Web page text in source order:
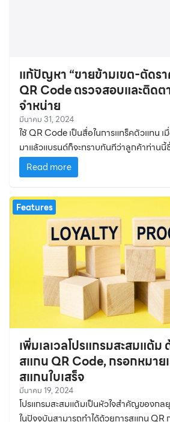
แก้ปัญหา “ขายข้ามเขต-ตัดรา
QR Code ตรวจสอบและติด
จำหน่าย
มีนาคม 31, 2024
ใช้ QR Code เป็นสื่อในการแทร็คตัวแทน เ
มาแล้วแบรนด์ก็จะทราบทันทีว่าลูกค้าท่าน
ไหนอยู่
Read more
Features
เพิ่มเลเวลโปรแกรมสะสมแต้ม
สแกน QR Code, กรอกหมาย
สแกนใบเสร็จ
มีนาคม 19, 2024
โปรแกรมสะสมแต้มเป็นหัวใจสำคัญของก
ในปัจจุบันสามารถทำได้ด้วยการสแกน QR